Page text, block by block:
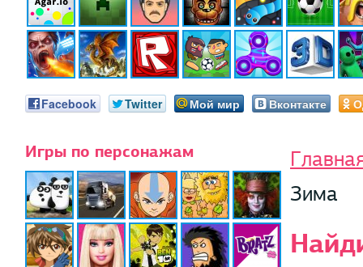
Facebook Twitter Мой мир Вконтакте
Игры по персонажам
Зима